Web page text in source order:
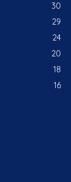
30
29
24
20
18
16